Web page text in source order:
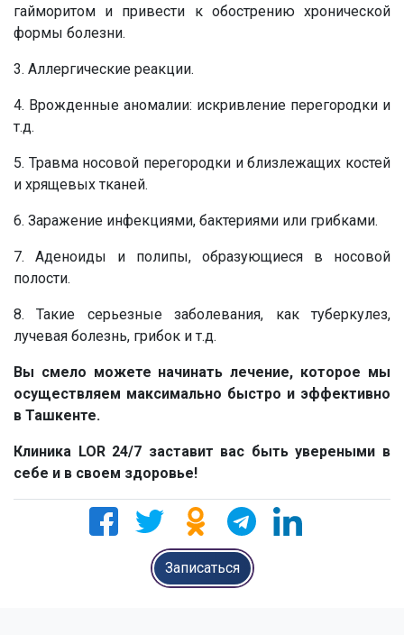
гайморитом и привести к обострению хронической
формы болезни.
3. Аллергические реакции.
4. Врожденные аномалии: искривление перегородки и
т.д.
5. Травма носовой перегородки и близлежащих костей
и хрящевых тканей.
6. Заражение инфекциями, бактериями или грибками.
7. Аденоиды и полипы, образующиеся в носовой
полости.
8. Такие серьезные заболевания, как туберкулез,
лучевая болезнь, грибок и т.д.
Вы смело можете начинать лечение, которое мы
осуществляем максимально быстро и эффективно
в Ташкенте.
Клиника LOR 24/7 заставит вас быть увереными в
себе и в своем здоровье!
Записаться